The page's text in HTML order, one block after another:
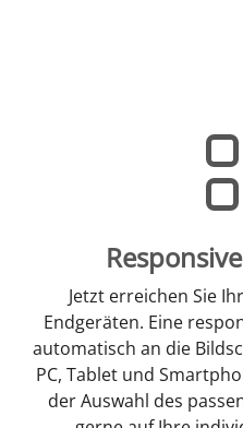
Jetzt erreichen Sie
Endgeräten. Eine
automatisch an die
PC, Tablet und
der Auswahl des